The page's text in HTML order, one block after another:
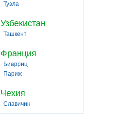
Тузла
Узбекистан
Ташкент
Франция
Биарриц
Париж
Чехия
Славичин